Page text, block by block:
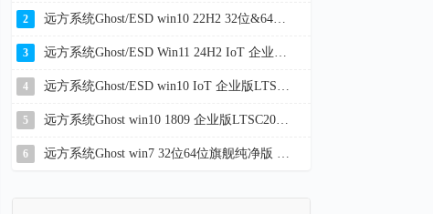
2 远方系统Ghost/ESD win10 22H2 32位&64位企业版纯净版YR_C20
3 远方系统Ghost/ESD Win11 24H2 IoT 企业版LTSC 纯净版YR_L116
4 远方系统Ghost/ESD win10 IoT 企业版LTSC 21H2 32位&64位纯净版YR_L9
5 远方系统Ghost win10 1809 企业版LTSC2019 32位&64位纯净版2026
6 远方系统Ghost win7 32位64位旗舰纯净版 YR_C22.7